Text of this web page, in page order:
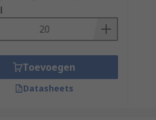
design.
Toevoegen
Datasheets